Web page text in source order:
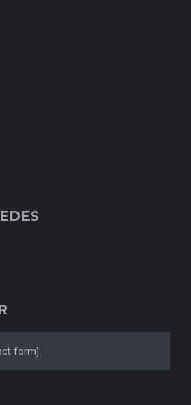
form]